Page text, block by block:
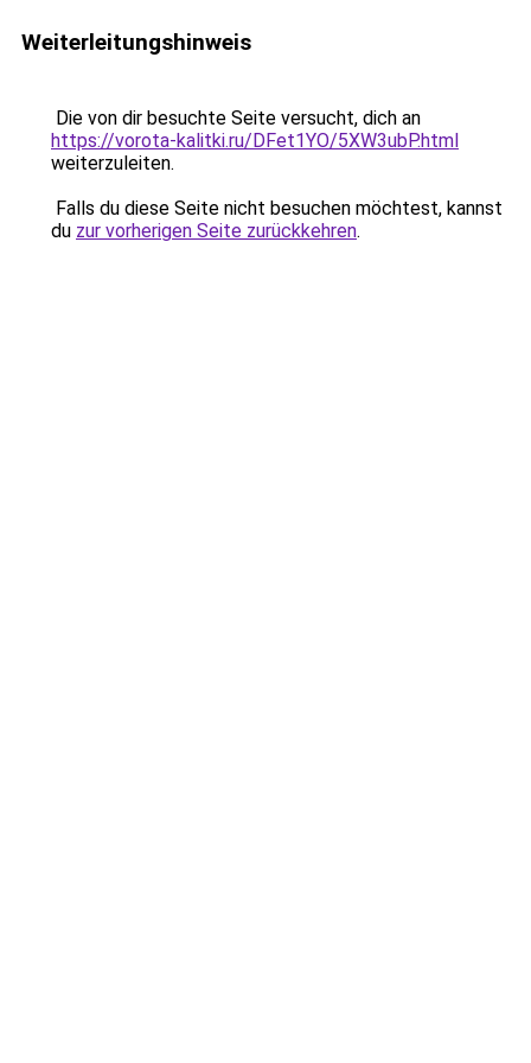
Weiterleitungshinweis
Die von dir besuchte Seite versucht, dich an
https://vorota-kalitki.ru/DFet1YO/5XW3ubP.html
weiterzuleiten.
Falls du diese Seite nicht besuchen möchtest, kannst
du zur vorherigen Seite zurückkehren.